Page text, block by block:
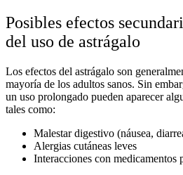
Posibles efectos
del uso de astrágalo
Los efectos del astrágalo son
mayoría de los adultos sanos. Sin
un uso prolongado pueden aparecer
tales como:
Malestar digestivo (náusea,
Alergias cutáneas leves
Interacciones con medicamentos